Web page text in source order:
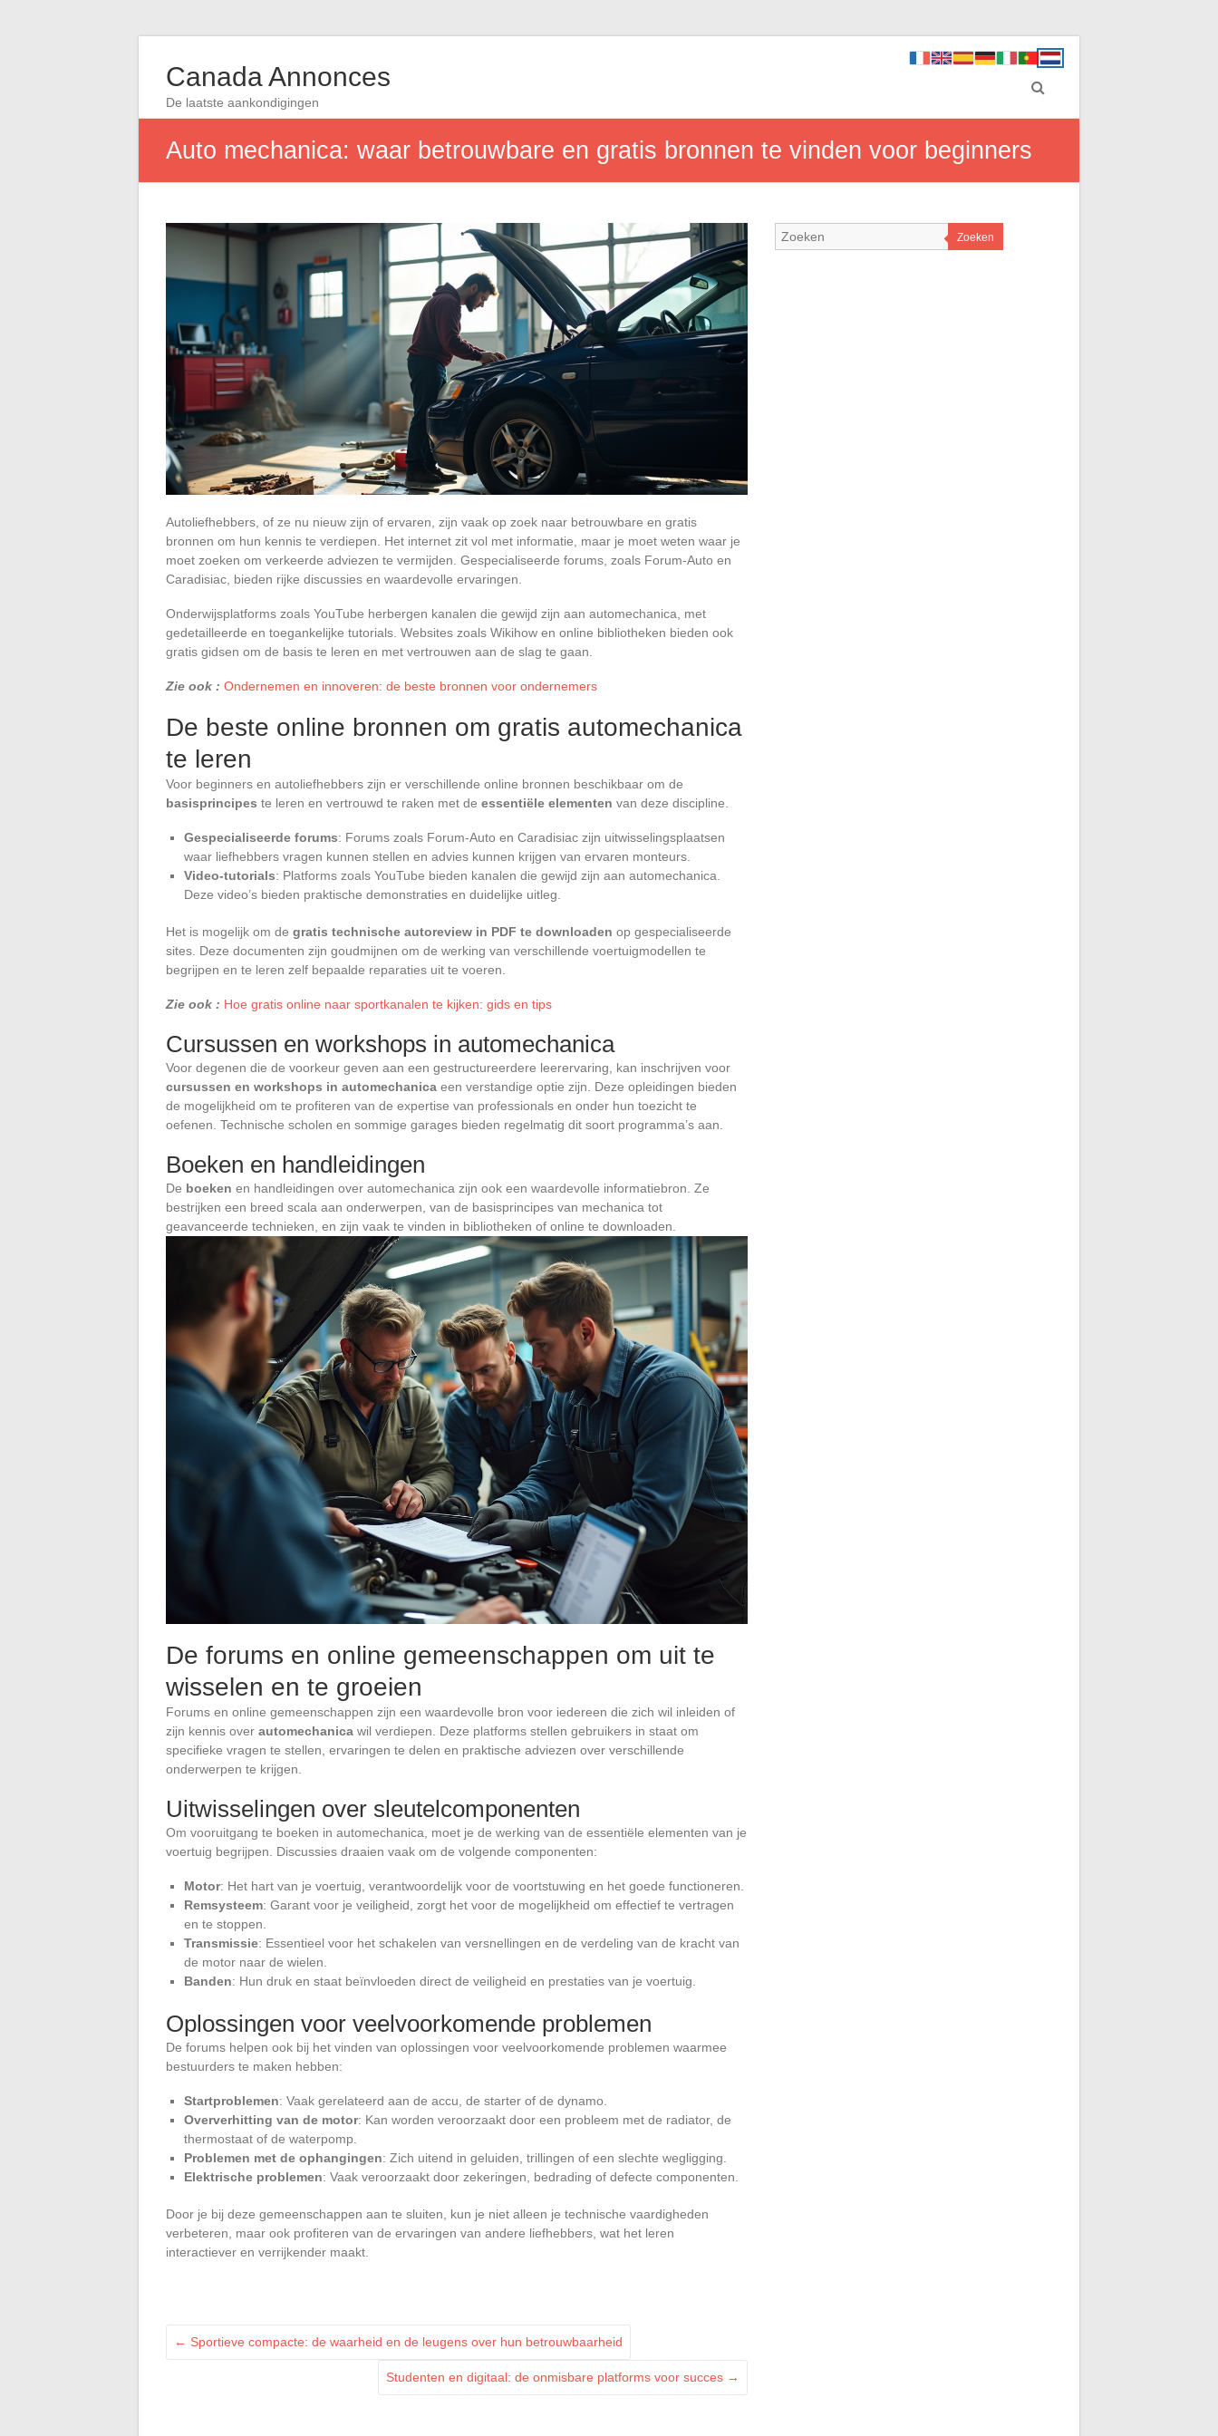
Canada Annonces
De laatste aankondigingen
Auto mechanica: waar betrouwbare en gratis bronnen te vinden voor beginners
Autoliefhebbers, of ze nu nieuw zijn of ervaren, zijn vaak op zoek naar betrouwbare en gratis
bronnen om hun kennis te verdiepen. Het internet zit vol met informatie, maar je moet weten waar je
moet zoeken om verkeerde adviezen te vermijden. Gespecialiseerde forums, zoals Forum-Auto en
Caradisiac, bieden rijke discussies en waardevolle ervaringen.
Onderwijsplatforms zoals YouTube herbergen kanalen die gewijd zijn aan automechanica, met
gedetailleerde en toegankelijke tutorials. Websites zoals Wikihow en online bibliotheken bieden ook
gratis gidsen om de basis te leren en met vertrouwen aan de slag te gaan.
Zie ook : Ondernemen en innoveren: de beste bronnen voor ondernemers
De beste online bronnen om gratis automechanica
te leren
Voor beginners en autoliefhebbers zijn er verschillende online bronnen beschikbaar om de
basisprincipes te leren en vertrouwd te raken met de essentiële elementen van deze discipline.
Gespecialiseerde forums: Forums zoals Forum-Auto en Caradisiac zijn uitwisselingsplaatsen
waar liefhebbers vragen kunnen stellen en advies kunnen krijgen van ervaren monteurs.
Video-tutorials: Platforms zoals YouTube bieden kanalen die gewijd zijn aan automechanica.
Deze video’s bieden praktische demonstraties en duidelijke uitleg.
Het is mogelijk om de gratis technische autoreview in PDF te downloaden op gespecialiseerde
sites. Deze documenten zijn goudmijnen om de werking van verschillende voertuigmodellen te
begrijpen en te leren zelf bepaalde reparaties uit te voeren.
Zie ook : Hoe gratis online naar sportkanalen te kijken: gids en tips
Cursussen en workshops in automechanica
Voor degenen die de voorkeur geven aan een gestructureerdere leerervaring, kan inschrijven voor
cursussen en workshops in automechanica een verstandige optie zijn. Deze opleidingen bieden
de mogelijkheid om te profiteren van de expertise van professionals en onder hun toezicht te
oefenen. Technische scholen en sommige garages bieden regelmatig dit soort programma’s aan.
Boeken en handleidingen
De boeken en handleidingen over automechanica zijn ook een waardevolle informatiebron. Ze
bestrijken een breed scala aan onderwerpen, van de basisprincipes van mechanica tot
geavanceerde technieken, en zijn vaak te vinden in bibliotheken of online te downloaden.
De forums en online gemeenschappen om uit te
wisselen en te groeien
Forums en online gemeenschappen zijn een waardevolle bron voor iedereen die zich wil inleiden of
zijn kennis over automechanica wil verdiepen. Deze platforms stellen gebruikers in staat om
specifieke vragen te stellen, ervaringen te delen en praktische adviezen over verschillende
onderwerpen te krijgen.
Uitwisselingen over sleutelcomponenten
Om vooruitgang te boeken in automechanica, moet je de werking van de essentiële elementen van je
voertuig begrijpen. Discussies draaien vaak om de volgende componenten:
Motor: Het hart van je voertuig, verantwoordelijk voor de voortstuwing en het goede functioneren.
Remsysteem: Garant voor je veiligheid, zorgt het voor de mogelijkheid om effectief te vertragen
en te stoppen.
Transmissie: Essentieel voor het schakelen van versnellingen en de verdeling van de kracht van
de motor naar de wielen.
Banden: Hun druk en staat beïnvloeden direct de veiligheid en prestaties van je voertuig.
Oplossingen voor veelvoorkomende problemen
De forums helpen ook bij het vinden van oplossingen voor veelvoorkomende problemen waarmee
bestuurders te maken hebben:
Startproblemen: Vaak gerelateerd aan de accu, de starter of de dynamo.
Oververhitting van de motor: Kan worden veroorzaakt door een probleem met de radiator, de
thermostaat of de waterpomp.
Problemen met de ophangingen: Zich uitend in geluiden, trillingen of een slechte wegligging.
Elektrische problemen: Vaak veroorzaakt door zekeringen, bedrading of defecte componenten.
Door je bij deze gemeenschappen aan te sluiten, kun je niet alleen je technische vaardigheden
verbeteren, maar ook profiteren van de ervaringen van andere liefhebbers, wat het leren
interactiever en verrijkender maakt.
← Sportieve compacte: de waarheid en de leugens over hun betrouwbaarheid
Studenten en digitaal: de onmisbare platforms voor succes →
Zoeken